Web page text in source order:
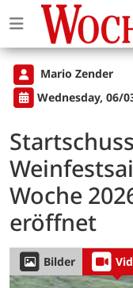
Mario Zender
Wednesday, 06/
Woche
eröffnet
Bilder